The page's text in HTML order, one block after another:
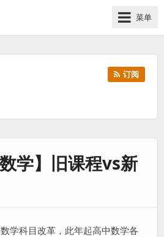
菜单
订阅
数学】旧课程vs新
学科目改革，此年起高中数学各